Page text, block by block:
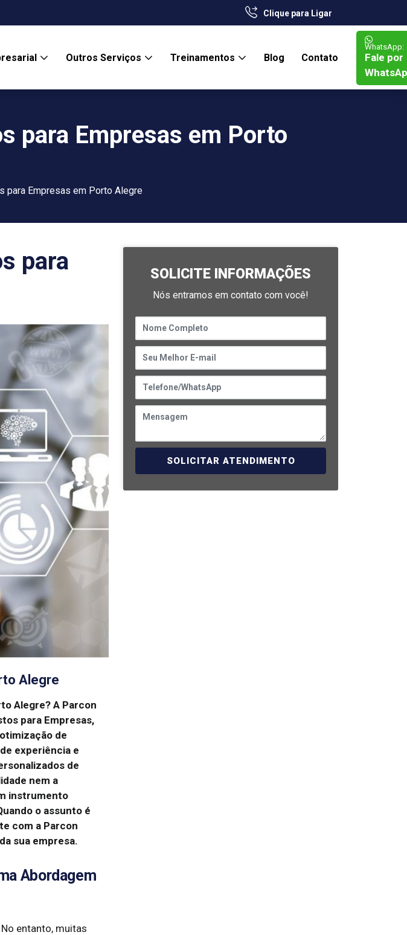
Clique para Ligar
WhatsApp:
Fale por
Outros Serviços Treinamentos Blog Contato
para Empresas em Porto
para Empresas em Porto Alegre
para
Alegre
Alegre? A Parcon
para Empresas,
de
experiência e
de
nem a
instrumento
o assunto é
com a Parcon
sua empresa.
Abordagem
entanto, muitas
SOLICITE INFORMAÇÕES
Nós entramos em contato com você!
SOLICITAR ATENDIMENTO